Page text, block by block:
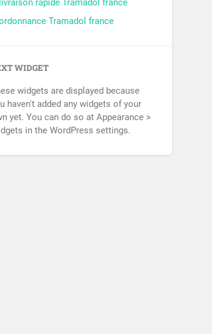
livraison rapide Tramadol france
Tramadol france
WIDGET
widgets are displayed because
haven't added any widgets of your
yet. You can do so at Appearance >
in the WordPress settings.